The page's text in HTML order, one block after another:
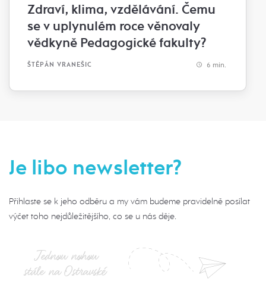
Zdraví, klima, vzdělávání. Čemu
se v uplynulém roce věnovaly
vědkyně Pedagogické fakulty?
ŠTĚPÁN VRANEŠIC 6 min.
Je libo newsletter?
Přihlaste se k jeho odběru a my vám budeme pravidelně posílat
výčet toho nejdůležitějšího, co se u nás děje.
Jednou nohou
stále na Ostravské